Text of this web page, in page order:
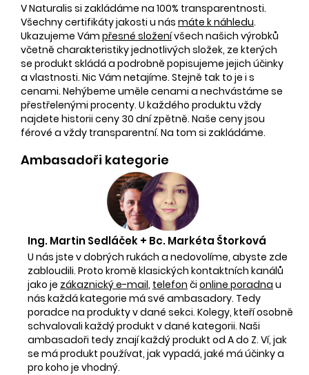
V Naturalis si zakládáme na 100% transparentnosti.
Všechny certifikáty jakosti u nás máte k náhledu.
Ukazujeme Vám přesné složenívšech našich výrobků
včetně charakteristiky jednotlivých složek, ze kterých
se produkt skládá a podrobně popisujeme jejich účinky
a vlastnosti. Nic Vám netajíme. Stejně tak to je i s
cenami. Nehýbeme uměle cenami a nechvástáme se
přestřelenými procenty. U každého produktu vždy
najdete historii ceny 30 dní zpětně. Naše ceny jsou
férové a vždy transparentní. Na tom si zakládáme.
Ambasadoři kategorie
Ing. Martin Sedláček + Bc. Markéta Štorková
U nás jste v dobrých rukách a nedovolíme, abyste zde
zabloudili. Proto kromě klasických kontaktních kanálů
jako je zákaznický e-mail, telefon či online poradna u
nás každá kategorie má své ambasadory. Tedy
poradce na produkty v dané sekci. Kolegy, kteří osobně
schvalovali každý produkt v dané kategorii. Naši
ambasadoři tedy znají každý produkt od A do Z. Ví, jak
se má produkt používat, jak vypadá, jaké má účinky a
pro koho je vhodný.